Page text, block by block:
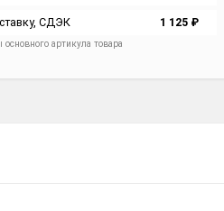
СДЭК 1 125 ₽
артикула товара